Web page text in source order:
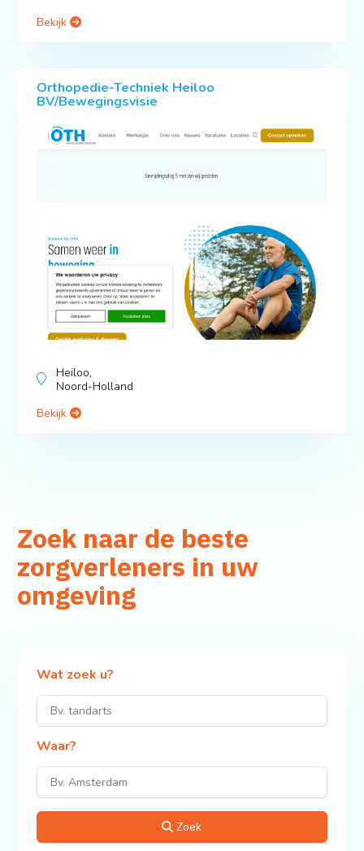
Bekijk
Orthopedie-Techniek Heiloo
BV/Bewegingsvisie
Heiloo,
Noord-Holland
Bekijk
Zoek naar de beste
zorgverleners in uw
omgeving
Wat zoek u?
Waar?
Zoek